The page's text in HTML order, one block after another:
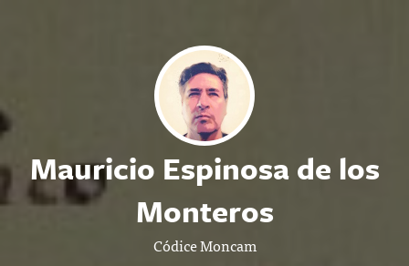
Mauricio Espinosa de los
Monteros
Códice Moncam